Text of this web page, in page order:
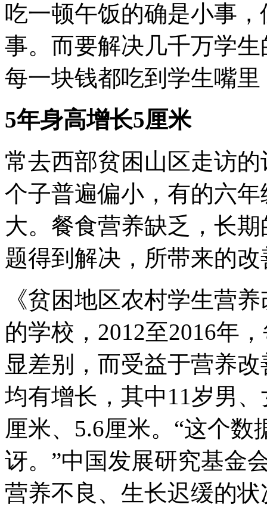
吃一顿午饭的确是小事
事。而要解决几千万学
每一块钱都吃到学生嘴
5年身高增长5厘米
常去西部贫困山区走访
个子普遍偏小，有的六
大。餐食营养缺乏，长
题得到解决，所带来的
《贫困地区农村学生营
的学校，2012至2016年
显差别，而受益于营养
均有增长，其中11岁男
厘米、5.6厘米。“这个
讶。”中国发展研究基金
营养不良、生长迟缓的